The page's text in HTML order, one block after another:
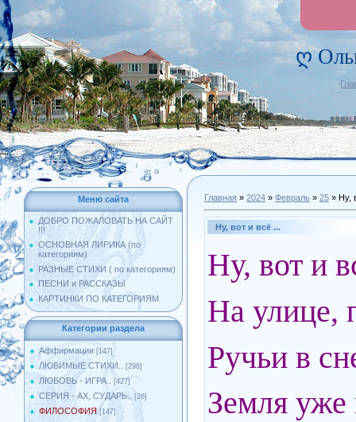
ღ
Меню сайта
ДОБРО ПОЖАЛОВАТЬ НА САЙТ
!!!
ОСНОВНАЯ ЛИРИКА (по
категориям)
РАЗНЫЕ СТИХИ ( по категориям)
ПЕСНИ и РАССКАЗЫ
КАРТИНКИ ПО КАТЕГОРИЯМ
Категории раздела
Аффирмации [147]
ЛЮБИМЫЕ СТИХИ.. [298]
ЛЮБОВЬ - ИГРА.. [427]
СЕРИЯ - АХ, СУДАРЬ.. [26]
ФИЛОСОФИЯ [147]
Главная » 2024 » Февраль » 25 » Ну,
Ну, вот и всё ...
Ну, вот и
На улице,
Ручьи в
Земля уже